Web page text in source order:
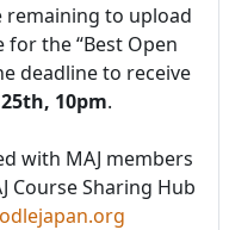
remaining to upload
the “Best Open
deadline to receive
10pm.
with MAJ members
Course Sharing Hub